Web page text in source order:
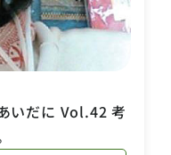
いだに Vol.42 考